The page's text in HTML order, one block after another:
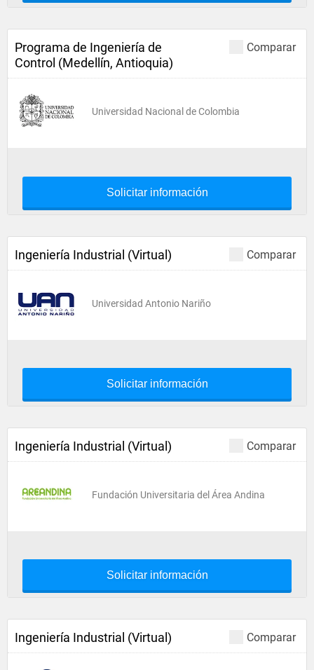
Comparar
Programa de Ingeniería de
Control (Medellín, Antioquia)
Universidad Nacional de Colombia
Solicitar información
Comparar
Ingeniería Industrial (Virtual)
Universidad Antonio Nariño
Solicitar información
Comparar
Ingeniería Industrial (Virtual)
Fundación Universitaria del Área Andina
Solicitar información
Comparar
Ingeniería Industrial (Virtual)